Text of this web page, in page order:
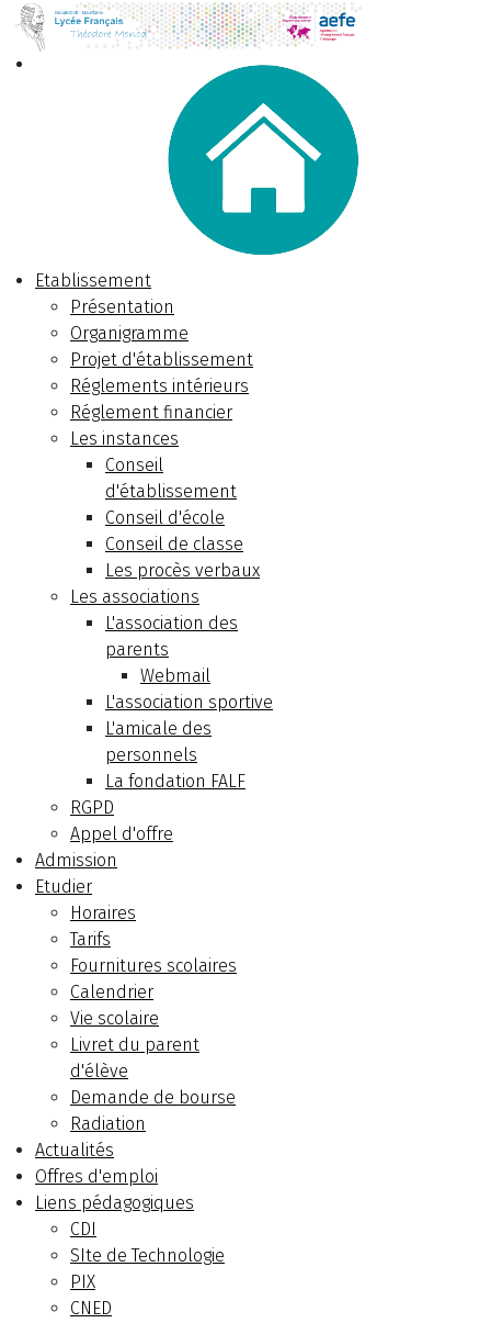
Etablissement
Présentation
Organigramme
Projet d'établissement
Réglements intérieurs
Réglement financier
Les instances
Conseil
d'établissement
Conseil d'école
Conseil de classe
Les procès verbaux
Les associations
L'association des
parents
Webmail
L'association sportive
L'amicale des
personnels
La fondation FALF
RGPD
Appel d'offre
Admission
Etudier
Horaires
Tarifs
Fournitures scolaires
Calendrier
Vie scolaire
Livret du parent
d'élève
Demande de bourse
Radiation
Actualités
Offres d'emploi
Liens pédagogiques
CDI
SIte de Technologie
PIX
CNED